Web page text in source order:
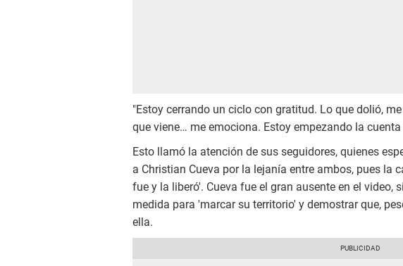
"Estoy cerrando un ciclo con gratitud. Lo que dolió,
que viene… me emociona. Estoy empezando la
Esto llamó la atención de sus seguidores, quienes
a Christian Cueva por la lejanía entre ambos, pues la
fue y la liberó'. Cueva fue el gran ausente en el video,
medida para 'marcar su territorio' y demostrar que,
ella.